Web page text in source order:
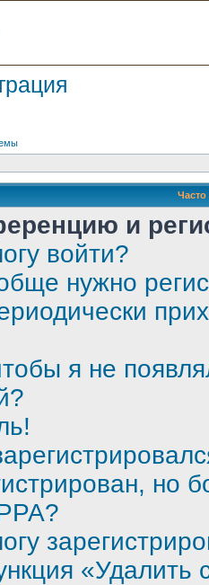
и
войти?
нужно
я не
но
«Удалить